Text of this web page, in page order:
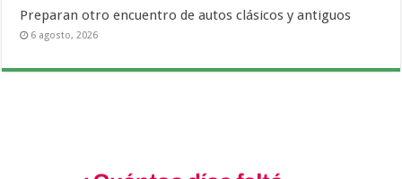
Preparan otro encuentro de autos clásicos y antiguos
6 agosto, 2026